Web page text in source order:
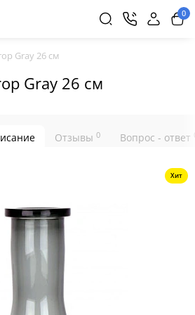
0
Gray 26 см
Gray 26 см
Отзывы 0 Вопрос - ответ
Хит